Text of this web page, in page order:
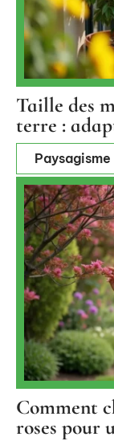
Taille des
terre :
Paysagisme
Comment
roses pour